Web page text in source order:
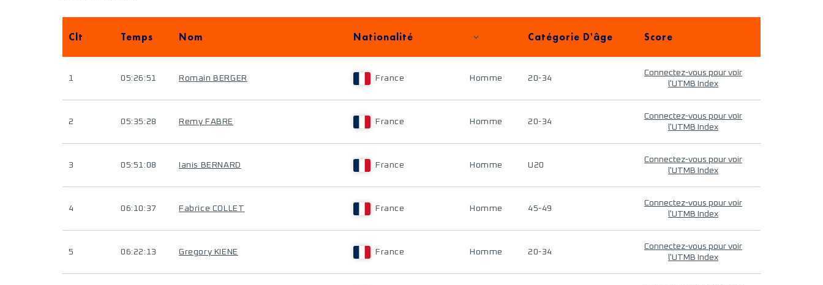
Clt Temps Nom Nationalité Catégorie D'âge Score
1 05:26:51 Romain BERGER France Homme 20-34
Connectez-vous pour voir
l'UTMB Index
2 05:35:28 Remy FABRE France Homme 20-34
Connectez-vous pour voir
l'UTMB Index
3 05:51:08 Ianis BERNARD France Homme U20
Connectez-vous pour voir
l'UTMB Index
4 06:10:37 Fabrice COLLET France Homme 45-49
Connectez-vous pour voir
l'UTMB Index
5 06:22:13 Gregory KIENE France Homme 20-34
Connectez-vous pour voir
l'UTMB Index